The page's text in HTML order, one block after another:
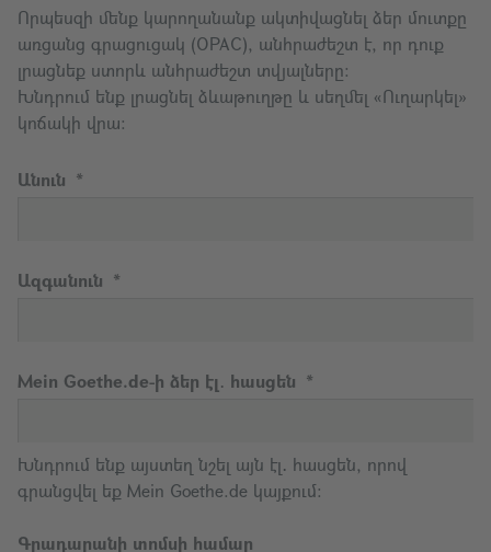
Որպեսզի մենք կարողանանք ակտիվացնել ձեր մուտքը
առցանց գրացուցակ (OPAC), անհրաժեշտ է, որ դուք
լրացնեք ստորև անհրաժեշտ տվյալները։
Խնդրում ենք լրացնել ձևաթուղթը և սեղմել «Ուղարկել»
կոճակի վրա։
Անուն
Ազգանուն
Mein Goethe.de-ի ձեր էլ․ հասցեն
Խնդրում ենք այստեղ նշել այն էլ․ հասցեն, որով
գրանցվել եք Mein Goethe.de կայքում։
Գրադարանի տոմսի համար